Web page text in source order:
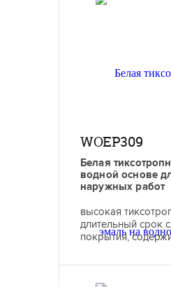
WOEP309
Белая
водной основе
наружных работ
высокая
длительный срок
покрытия,